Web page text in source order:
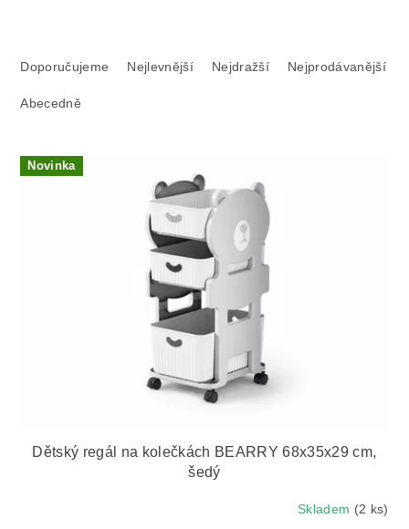
e
Doporučujeme Nejlevnější Nejdražší Nejprodávanější
Abecedně
V
ý
Novinka
Dětský regál na kolečkách BEARRY 68x35x29 cm,
šedý
Skladem (2 ks)